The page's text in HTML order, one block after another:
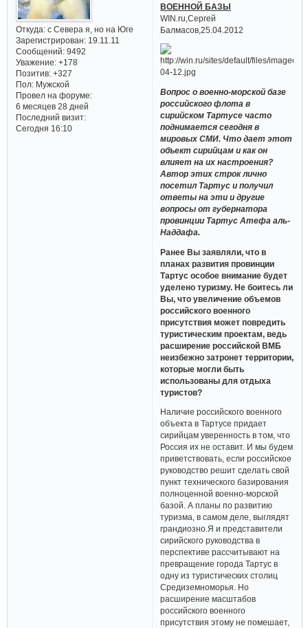
Откуда:с Севера я, но на Юге
Зарегистрирован: 19.11.11
Сообщений:9492
Уважение: +178
Позитив: +327
Пол:Мужской
Провел на форуме:
6 месяцев 28 дней
Последний визит:
Сегодня 16:10
ВОЕННОЙ БАЗЫ
WIN.ru,Сергей
Балмасов,25.04.2012
Вопрос о военно-морской базе
российского флота в
сирийском Тартусе часто
поднимается сегодня в
мировых СМИ. Что дает этот
объект сирийцам и как он
влияет на их настроения?
Автор этих строк лично
посетил Тартус и получил
ответы на эти и другие
вопросы от губернатора
провинции Тартус Атефа аль-
Наддафа.
Ранее Вы заявляли, что в
планах развития провинции
Тартус особое внимание будет
уделено туризму. Не боитесь ли
Вы, что увеличение объемов
российского военного
присутствия может повредить
туристическим проектам, ведь
расширение российской ВМБ
неизбежно затронет территории,
которые могли быть
использованы для отдыха
туристов?
Наличие российского военного
объекта в Тартусе придает
сирийцам уверенность в том, что
Россия их не оставит. И мы будем
приветствовать, если российское
руководство решит сделать свой
пункт технического базирования
полноценной военно-морской
базой. А планы по развитию
туризма, в самом деле, выглядят
грандиозно.Я и представители
сирийского руководства в
перспективе рассчитывают на
превращение города Тартус в
одну из туристических столиц
Средиземноморья. Но
расширение масштабов
российского военного
присутствия этому не помешает,